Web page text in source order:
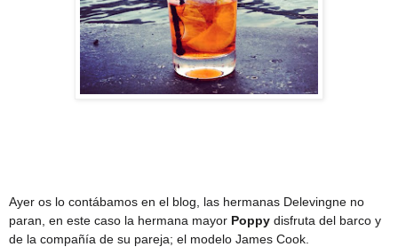
Ayer os lo contábamos en el blog, las hermanas Delevingne no
paran, en este caso la hermana mayor Poppy disfruta del barco y
de la compañía de su pareja; el modelo James Cook.